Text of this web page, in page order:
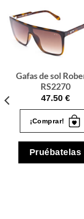
Gafas de sol
RS2270
47.50 €
¡Comprar!
Pruébatelas